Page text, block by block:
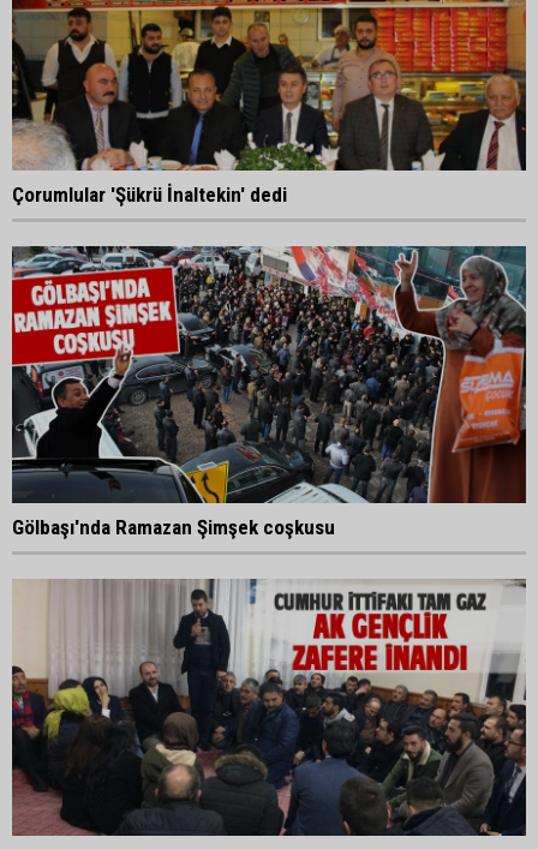
Çorumlular 'Şükrü İnaltekin' dedi
Gölbaşı'nda Ramazan Şimşek coşkusu